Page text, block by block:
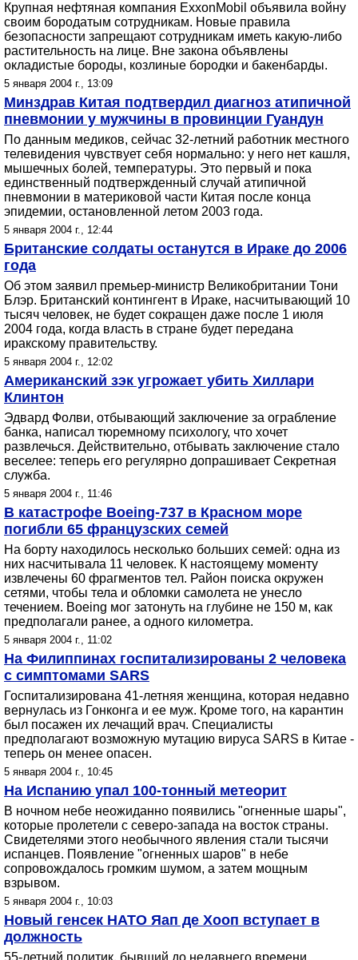
Крупная нефтяная компания ExxonMobil объявила войну
своим бородатым сотрудникам. Новые правила
безопасности запрещают сотрудникам иметь какую-либо
растительность на лице. Вне закона объявлены
окладистые бороды, козлиные бородки и бакенбарды.
5 января 2004 г., 13:09
Минздрав Китая подтвердил диагноз атипичной
пневмонии у мужчины в провинции Гуандун
По данным медиков, сейчас 32-летний работник местного
телевидения чувствует себя нормально: у него нет кашля,
мышечных болей, температуры. Это первый и пока
единственный подтвержденный случай атипичной
пневмонии в материковой части Китая после конца
эпидемии, остановленной летом 2003 года.
5 января 2004 г., 12:44
Британские солдаты останутся в Ираке до 2006
года
Об этом заявил премьер-министр Великобритании Тони
Блэр. Британский контингент в Ираке, насчитывающий 10
тысяч человек, не будет сокращен даже после 1 июля
2004 года, когда власть в стране будет передана
иракскому правительству.
5 января 2004 г., 12:02
Американский зэк угрожает убить Хиллари
Клинтон
Эдвард Фолви, отбывающий заключение за ограбление
банка, написал тюремному психологу, что хочет
развлечься. Действительно, отбывать заключение стало
веселее: теперь его регулярно допрашивает Секретная
служба.
5 января 2004 г., 11:46
В катастрофе Boeing-737 в Красном море
погибли 65 французских семей
На борту находилось несколько больших семей: одна из
них насчитывала 11 человек. К настоящему моменту
извлечены 60 фрагментов тел. Район поиска окружен
сетями, чтобы тела и обломки самолета не унесло
течением. Boeing мог затонуть на глубине не 150 м, как
предполагали ранее, а одного километра.
5 января 2004 г., 11:02
На Филиппинах госпитализированы 2 человека
с симптомами SARS
Госпитализирована 41-летняя женщина, которая недавно
вернулась из Гонконга и ее муж. Кроме того, на карантин
был посажен их лечащий врач. Специалисты
предполагают возможную мутацию вируса SARS в Китае -
теперь он менее опасен.
5 января 2004 г., 10:45
На Испанию упал 100-тонный метеорит
В ночном небе неожиданно появились "огненные шары",
которые пролетели с северо-запада на восток страны.
Свидетелями этого необычного явления стали тысячи
испанцев. Появление "огненных шаров" в небе
сопровождалось громким шумом, а затем мощным
взрывом.
5 января 2004 г., 10:03
Новый генсек НАТО Яап де Хооп вступает в
должность
55-летний политик, бывший до недавнего времени